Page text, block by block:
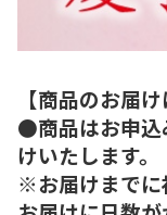
【商品のお届け
●商品はお申込
けいたします。
※お届けまでに